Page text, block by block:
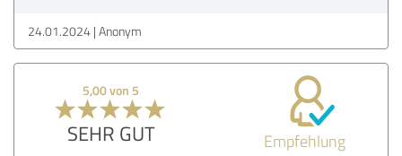
24.01.2024 Anonym
5,00 von 5
SEHR GUT Empfehlung